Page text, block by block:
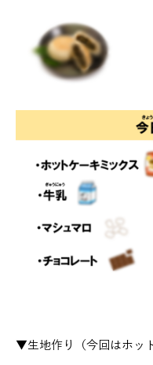
▼生地作り（今回はホッ